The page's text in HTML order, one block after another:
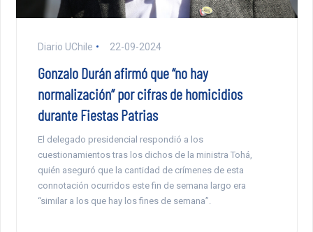
Diario UChile 22-09-2024
Gonzalo Durán afirmó que “no hay
normalización” por cifras de homicidios
durante Fiestas Patrias
El delegado presidencial respondió a los
cuestionamientos tras los dichos de la ministra Tohá,
quién aseguró que la cantidad de crímenes de esta
connotación ocurridos este fin de semana largo era
“similar a los que hay los fines de semana”.